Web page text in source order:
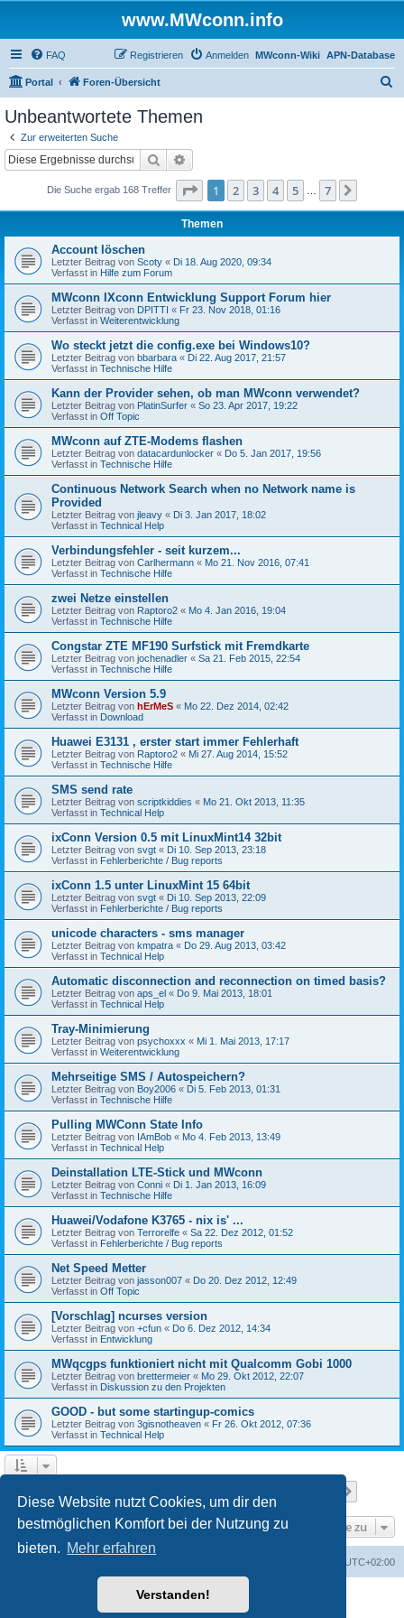
Diese Website nutzt Cookies, um dir den
bestmöglichen Komfort bei der Nutzung zu
bieten. Mehr erfahren
Verstanden!
www.MWconn.info
FAQ APN-Database
MWconn-Wiki
Anmelden
Registrieren
Portal Foren-Übersicht
Unbeantwortete Themen
Zur erweiterten Suche
Suche
Die Suche ergab 168 Treffer Seite 1von
1 2 3 4 5 7
Themen
Account löschen
Letzter Beitrag von Scoty « Di 18. Aug 2020, 09:34
Verfasst in Hilfe zum Forum
MWconn IXconn Entwicklung Support Forum hier
Letzter Beitrag von DPITTI « Fr 23. Nov 2018, 01:16
Verfasst in Weiterentwicklung
Wo steckt jetzt die config.exe bei Windows10?
Letzter Beitrag von bbarbara « Di 22. Aug 2017, 21:57
Verfasst in Technische Hilfe
Kann der Provider sehen, ob man MWconn verwendet?
Letzter Beitrag von PlatinSurfer « So 23. Apr 2017, 19:22
Verfasst in Off Topic
MWconn auf ZTE-Modems flashen
Letzter Beitrag von datacardunlocker « Do 5. Jan 2017, 19:56
Verfasst in Technische Hilfe
Continuous Network Search when no Network name is
Provided
Letzter Beitrag von jleavy « Di 3. Jan 2017, 18:02
Verfasst in Technical Help
Verbindungsfehler - seit kurzem...
Letzter Beitrag von Carlhermann « Mo 21. Nov 2016, 07:41
Verfasst in Technische Hilfe
zwei Netze einstellen
Letzter Beitrag von Raptoro2 « Mo 4. Jan 2016, 19:04
Verfasst in Technische Hilfe
Congstar ZTE MF190 Surfstick mit Fremdkarte
Letzter Beitrag von jochenadler « Sa 21. Feb 2015, 22:54
Verfasst in Technische Hilfe
MWconn Version 5.9
Letzter Beitrag von hErMeS « Mo 22. Dez 2014, 02:42
Verfasst in Download
Huawei E3131 , erster start immer Fehlerhaft
Letzter Beitrag von Raptoro2 « Mi 27. Aug 2014, 15:52
Verfasst in Technische Hilfe
SMS send rate
Letzter Beitrag von scriptkiddies « Mo 21. Okt 2013, 11:35
Verfasst in Technical Help
ixConn Version 0.5 mit LinuxMint14 32bit
Letzter Beitrag von svgt « Di 10. Sep 2013, 23:18
Verfasst in Fehlerberichte / Bug reports
ixConn 1.5 unter LinuxMint 15 64bit
Letzter Beitrag von svgt « Di 10. Sep 2013, 22:09
Verfasst in Fehlerberichte / Bug reports
unicode characters - sms manager
Letzter Beitrag von kmpatra « Do 29. Aug 2013, 03:42
Verfasst in Technical Help
Automatic disconnection and reconnection on timed basis?
Letzter Beitrag von aps_el « Do 9. Mai 2013, 18:01
Verfasst in Technical Help
Tray-Minimierung
Letzter Beitrag von psychoxxx « Mi 1. Mai 2013, 17:17
Verfasst in Weiterentwicklung
Mehrseitige SMS / Autospeichern?
Letzter Beitrag von Boy2006 « Di 5. Feb 2013, 01:31
Verfasst in Technische Hilfe
Pulling MWConn State Info
Letzter Beitrag von IAmBob « Mo 4. Feb 2013, 13:49
Verfasst in Technical Help
Deinstallation LTE-Stick und MWconn
Letzter Beitrag von Conni « Di 1. Jan 2013, 16:09
Verfasst in Technische Hilfe
Huawei/Vodafone K3765 - nix is' ...
Letzter Beitrag von Terrorelfe « Sa 22. Dez 2012, 01:52
Verfasst in Fehlerberichte / Bug reports
Net Speed Metter
Letzter Beitrag von jasson007 « Do 20. Dez 2012, 12:49
Verfasst in Off Topic
[Vorschlag] ncurses version
Letzter Beitrag von +cfun « Do 6. Dez 2012, 14:34
Verfasst in Entwicklung
MWqcgps funktioniert nicht mit Qualcomm Gobi 1000
Letzter Beitrag von brettermeier « Mo 29. Okt 2012, 22:07
Verfasst in Diskussion zu den Projekten
GOOD - but some startingup-comics
Letzter Beitrag von 3gisnotheaven « Fr 26. Okt 2012, 07:36
Verfasst in Technical Help
Gehe zu
UTC+02:00
Powered byphpBB® Forum Software © phpBB Limited
phpBB.de